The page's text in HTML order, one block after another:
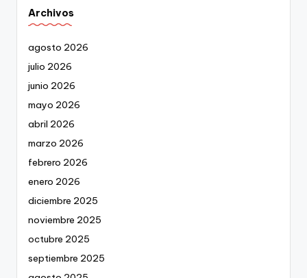
Archivos
agosto 2026
julio 2026
junio 2026
mayo 2026
abril 2026
marzo 2026
febrero 2026
enero 2026
diciembre 2025
noviembre 2025
octubre 2025
septiembre 2025